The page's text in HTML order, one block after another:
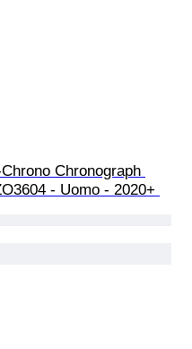
Chronograph
- Uomo - 2020+